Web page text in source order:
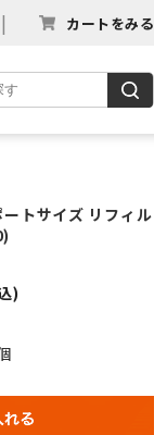
カートをみる
トサイズ リフィル
)